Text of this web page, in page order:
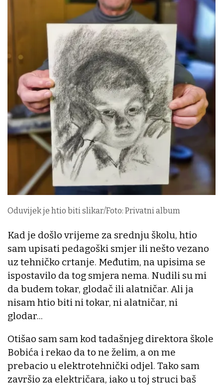
Oduvijek je htio biti slikar/Foto: Privatni album
Kad je došlo vrijeme za srednju školu, htio
sam upisati pedagoški smjer ili nešto vezano
uz tehničko crtanje. Međutim, na upisima se
ispostavilo da tog smjera nema. Nudili su mi
da budem tokar, glodač ili alatničar. Ali ja
nisam htio biti ni tokar, ni alatničar, ni
glodar...
Otišao sam sam kod tadašnjeg direktora škole
Bobića i rekao da to ne želim, a on me
prebacio u elektrotehnički odjel. Tako sam
završio za električara, iako u toj struci baš